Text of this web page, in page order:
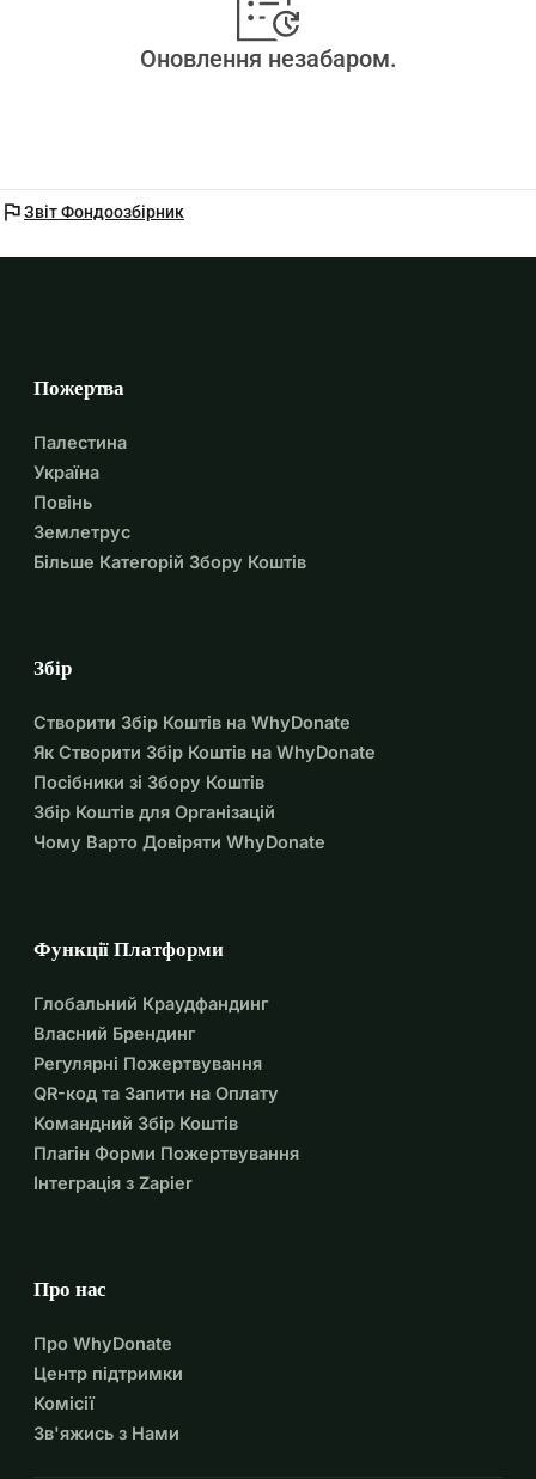
Оновлення незабаром.
flagЗвіт Фондоозбірник
Пожертва
Палестина
Україна
Повінь
Землетрус
Більше Категорій Збору Коштів
Збір
Створити Збір Коштів на WhyDonate
Як Створити Збір Коштів на WhyDonate
Посібники зі Збору Коштів
Збір Коштів для Організацій
Чому Варто Довіряти WhyDonate
Функції Платформи
Глобальний Краудфандинг
Власний Брендинг
Регулярні Пожертвування
QR-код та Запити на Оплату
Командний Збір Коштів
Плагін Форми Пожертвування
Інтеграція з Zapier
Про нас
Про WhyDonate
Центр підтримки
Комісії
Зв'яжись з Нами